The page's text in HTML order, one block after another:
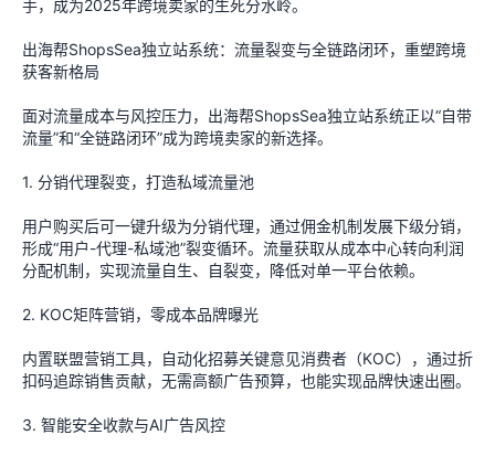
手，成为2025年跨境卖家的生死分水岭。
出海帮ShopsSea独立站系统：流量裂变与全链路闭环，重塑跨境
获客新格局
面对流量成本与风控压力，出海帮ShopsSea独立站系统正以“自带
流量”和“全链路闭环”成为跨境卖家的新选择。
1. 分销代理裂变，打造私域流量池
用户购买后可一键升级为分销代理，通过佣金机制发展下级分销，
形成“用户-代理-私域池”裂变循环。流量获取从成本中心转向利润
分配机制，实现流量自生、自裂变，降低对单一平台依赖。
2. KOC矩阵营销，零成本品牌曝光
内置联盟营销工具，自动化招募关键意见消费者（KOC），通过折
扣码追踪销售贡献，无需高额广告预算，也能实现品牌快速出圈。
3. 智能安全收款与AI广告风控